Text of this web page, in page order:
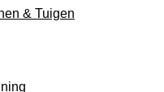
& Tuigen